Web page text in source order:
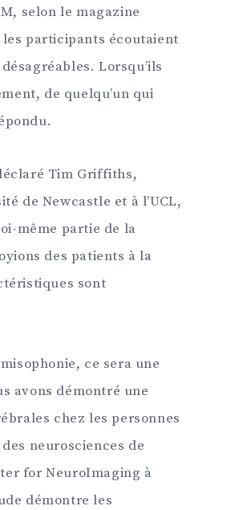
selon le magazine
participants écoutaient
Lorsqu’ils
de quelqu’un qui
Tim Griffiths,
de Newcastle et à l’UCL,
même partie de la
des patients à la
sont
ce sera une
avons démontré une
chez les personnes
neurosciences de
for NeuroImaging à
démontre les